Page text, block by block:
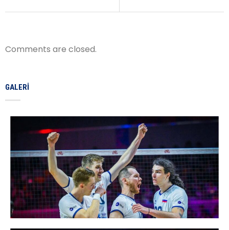
Comments are closed.
GALERI